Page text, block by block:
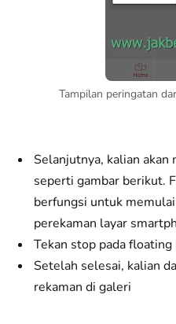
Tampilan peringatan
Selanjutnya, kalian
seperti gambar berikut.
berfungsi untuk
perekaman layar
Tekan stop pada
Setelah selesai, kalian
rekaman di galeri